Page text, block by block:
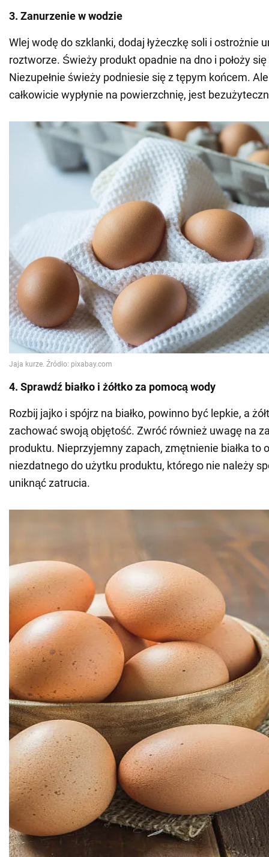
3. Zanurzenie w wodzie
Wlej wodę do szklanki, dodaj łyżeczkę soli i ostrożnie
roztworze. Świeży produkt opadnie na dno i położy
Niezupełnie świeży podniesie się z tępym końcem.
całkowicie wypłynie na powierzchnię, jest
4. Sprawdź białko i żółtko za pomocą wody
Rozbij jajko i spójrz na białko, powinno być lepkie, a
zachować swoją objętość. Zwróć również uwagę na
produktu. Nieprzyjemny zapach, zmętnienie białka to
niezdatnego do użytku produktu, którego nie należy
uniknąć zatrucia.